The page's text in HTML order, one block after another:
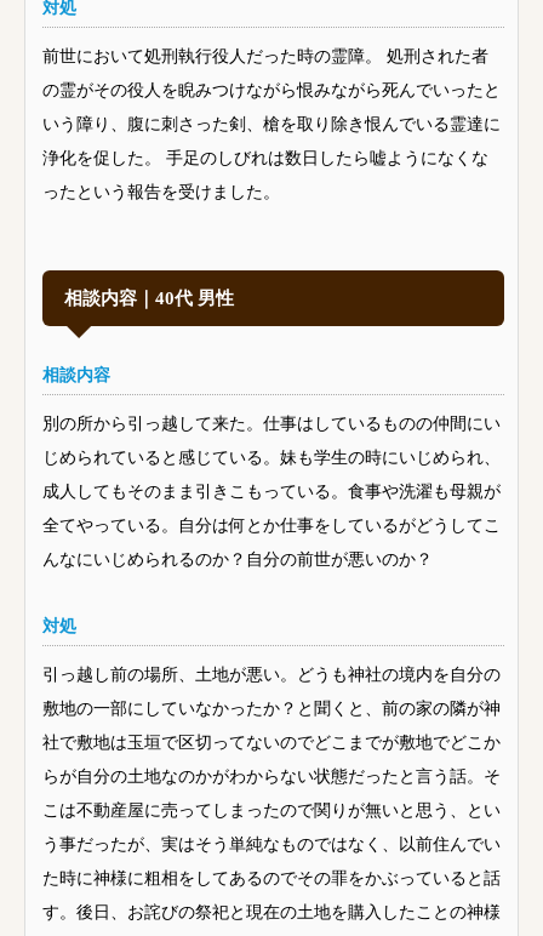
対処
前世において処刑執行役人だった時の霊障。 処刑された者
の霊がその役人を睨みつけながら恨みながら死んでいったと
いう障り、腹に刺さった剣、槍を取り除き恨んでいる霊達に
浄化を促した。 手足のしびれは数日したら嘘ようになくな
ったという報告を受けました。
相談内容｜40代 男性
相談内容
別の所から引っ越して来た。仕事はしているものの仲間にい
じめられていると感じている。妹も学生の時にいじめられ、
成人してもそのまま引きこもっている。食事や洗濯も母親が
全てやっている。自分は何とか仕事をしているがどうしてこ
んなにいじめられるのか？自分の前世が悪いのか？
対処
引っ越し前の場所、土地が悪い。どうも神社の境内を自分の
敷地の一部にしていなかったか？と聞くと、前の家の隣が神
社で敷地は玉垣で区切ってないのでどこまでが敷地でどこか
らが自分の土地なのかがわからない状態だったと言う話。そ
こは不動産屋に売ってしまったので関りが無いと思う、とい
う事だったが、実はそう単純なものではなく、以前住んでい
た時に神様に粗相をしてあるのでその罪をかぶっていると話
す。後日、お詫びの祭祀と現在の土地を購入したことの神様